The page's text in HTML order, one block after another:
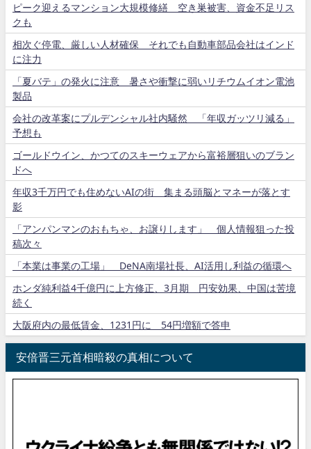
ピーク迎えるマンション大規模修繕 空き巣被害、資金不足リス
クも
相次ぐ停電、厳しい人材確保 それでも自動車部品会社はインド
に注力
「夏バテ」の発火に注意 暑さや衝撃に弱いリチウムイオン電池
製品
会社の改革案にプルデンシャル社内騒然 「年収ガッツリ減る」
予想も
ゴールドウイン、かつてのスキーウェアから富裕層狙いのブラン
ドへ
年収3千万円でも住めないAIの街 集まる頭脳とマネーが落とす
影
「アンパンマンのおもちゃ、お譲りします」 個人情報狙った投
稿次々
「本業は事業の工場」 DeNA南場社長、AI活用し利益の循環へ
ホンダ純利益4千億円に上方修正、3月期 円安効果、中国は苦境
続く
大阪府内の最低賃金、1231円に 54円増額で答申
安倍晋三元首相暗殺の真相について